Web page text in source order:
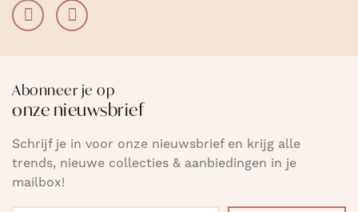
Abonneer je op
onze nieuwsbrief
Schrijf je in voor onze nieuwsbrief en krijg alle
trends, nieuwe collecties & aanbiedingen in je
mailbox!